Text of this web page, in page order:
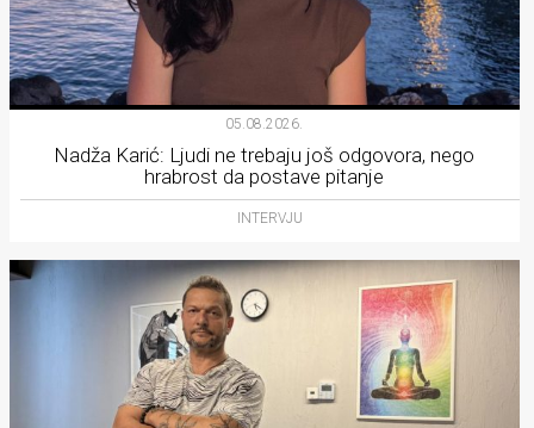
05.08.2026.
Nadža Karić: Ljudi ne trebaju još odgovora, nego
hrabrost da postave pitanje
INTERVJU